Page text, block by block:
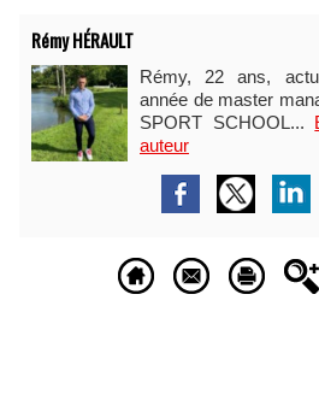
Rémy HÉRAULT
Rémy, 22 ans,
année de master
SPORT SCHOOL...
auteur